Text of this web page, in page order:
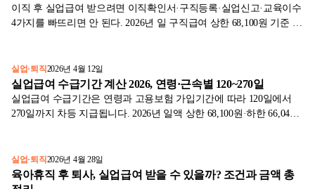
이직 후 실업급여 받으려면 이직확인서·구직등록·실업신고·교육이수
4가지를 빠뜨리면 안 된다. 2026년 일 구직급여 상한 68,100원 기준 신
실업·퇴직2026년 4월 12일
실업급여 수급기간 계산 2026, 연령·근속별 120~270일
실업급여 수급기간은 연령과 고용보험 가입기간에 따라 120일에서
270일까지 차등 지급됩니다. 2026년 일액 상한 68,100원·하한 66,048
실업·퇴직2026년 4월 28일
육아휴직 후 퇴사, 실업급여 받을 수 있을까? 조건과 금액 총